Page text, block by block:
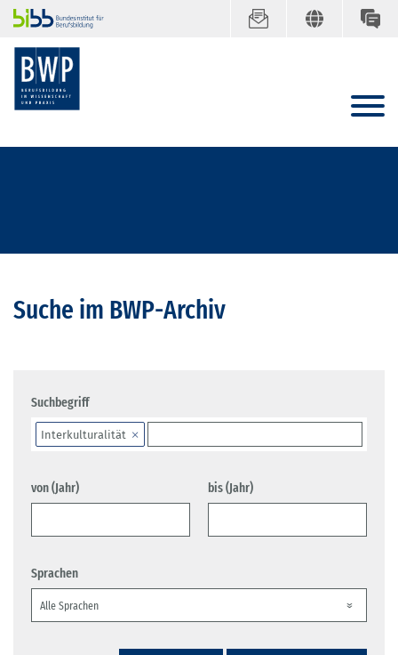
Suche im BWP-Archiv
Suchbegriff
Interkulturalität
von (Jahr) bis (Jahr)
Sprachen